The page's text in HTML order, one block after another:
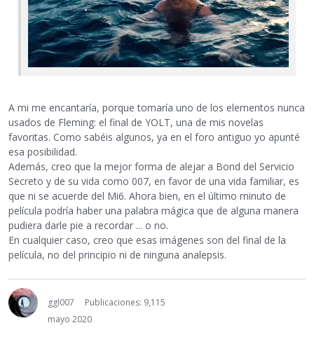
A mi me encantaría, porque tomaría uno de los elementos nunca
usados de Fleming: el final de YOLT, una de mis novelas
favoritas. Como sabéis algunos, ya en el foro antiguo yo apunté
esa posibilidad.
Además, creo que la mejor forma de alejar a Bond del Servicio
Secreto y de su vida como 007, en favor de una vida familiar, es
que ni se acuerde del Mi6. Ahora bien, en el último minuto de
película podría haber una palabra mágica que de alguna manera
pudiera darle pie a recordar ... o no.
En cualquier caso, creo que esas imágenes son del final de la
película, no del principio ni de ninguna analepsis.
ggl007
Publicaciones: 9,115
mayo 2020